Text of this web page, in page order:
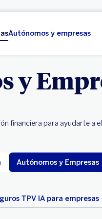
Autónomos y empresas
y
financiera para ayudarte a
Autónomos y Empresas
TPV IA para empresas